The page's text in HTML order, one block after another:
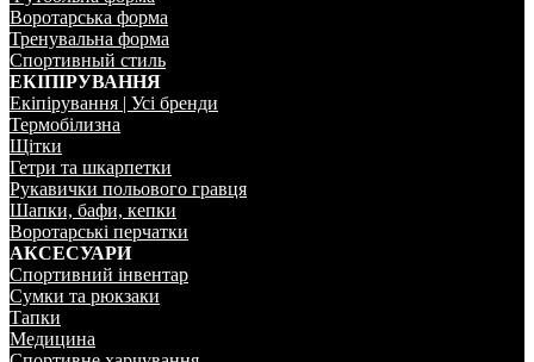
Воротарська форма
Тренувальна форма
Спортивный стиль
ЕКIПIРУВАННЯ
Екіпірування | Усi бренди
Термобiлизна
Щiтки
Гетри та шкарпетки
Рукавички польового гравця
Шапки, бафи, кепки
Воротарськi перчатки
АКСЕСУАРИ
Спортивний iнвентар
Сумки та рюкзаки
Тапки
Медицина